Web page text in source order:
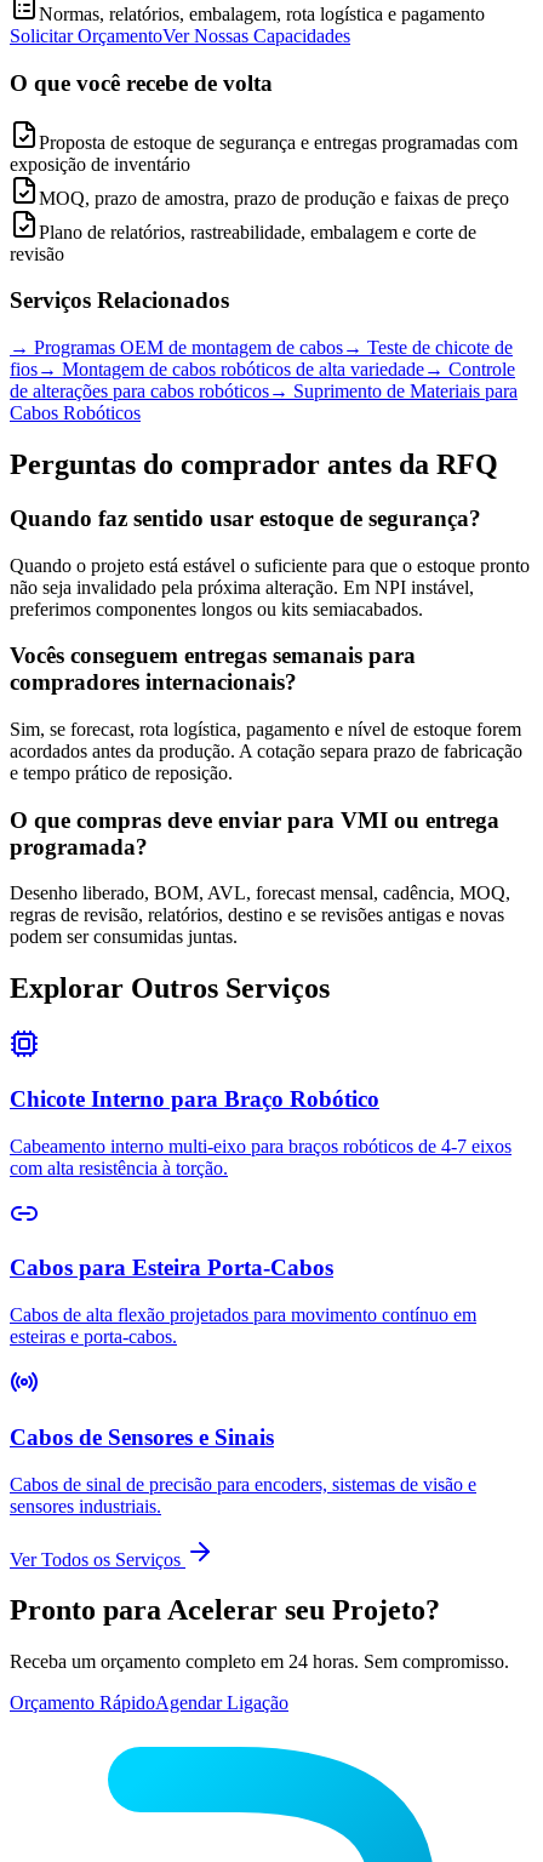
Normas, relatórios, embalagem, rota logística e pagamento
Solicitar OrçamentoVer Nossas Capacidades
O que você recebe de volta
Proposta de estoque de segurança e entregas programadas com
exposição de inventário
MOQ, prazo de amostra, prazo de produção e faixas de preço
Plano de relatórios, rastreabilidade, embalagem e corte de
revisão
Serviços Relacionados
→ Programas OEM de montagem de cabos→ Teste de chicote de
fios→ Montagem de cabos robóticos de alta variedade→ Controle
de alterações para cabos robóticos→ Suprimento de Materiais para
Cabos Robóticos
Perguntas do comprador antes da RFQ
Quando faz sentido usar estoque de segurança?
Quando o projeto está estável o suficiente para que o estoque pronto
não seja invalidado pela próxima alteração. Em NPI instável,
preferimos componentes longos ou kits semiacabados.
Vocês conseguem entregas semanais para
compradores internacionais?
Sim, se forecast, rota logística, pagamento e nível de estoque forem
acordados antes da produção. A cotação separa prazo de fabricação
e tempo prático de reposição.
O que compras deve enviar para VMI ou entrega
programada?
Desenho liberado, BOM, AVL, forecast mensal, cadência, MOQ,
regras de revisão, relatórios, destino e se revisões antigas e novas
podem ser consumidas juntas.
Explorar Outros Serviços
Chicote Interno para Braço Robótico
Cabeamento interno multi-eixo para braços robóticos de 4-7 eixos
com alta resistência à torção.
Cabos para Esteira Porta-Cabos
Cabos de alta flexão projetados para movimento contínuo em
esteiras e porta-cabos.
Cabos de Sensores e Sinais
Cabos de sinal de precisão para encoders, sistemas de visão e
sensores industriais.
Ver Todos os Serviços
Pronto para Acelerar seu Projeto?
Receba um orçamento completo em 24 horas. Sem compromisso.
Orçamento RápidoAgendar Ligação